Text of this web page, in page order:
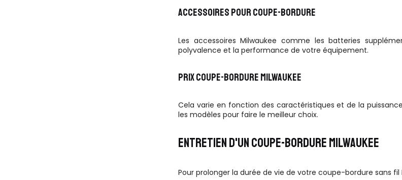
ACCESSOIRES POUR COUPE-BORDURE
Les accessoires Milwaukee comme les batteries
polyvalence et la performance de votre équipement.
PRIX COUPE-BORDURE MILWAUKEE
Cela varie en fonction des caractéristiques et de la
les modèles pour faire le meilleur choix.
ENTRETIEN D'UN COUPE-BORDURE MILWAUKEE
Pour prolonger la durée de vie de votre coupe-bordure sans